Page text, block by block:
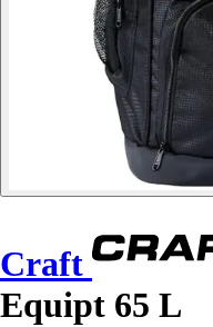
Craft
Equipt 65 L